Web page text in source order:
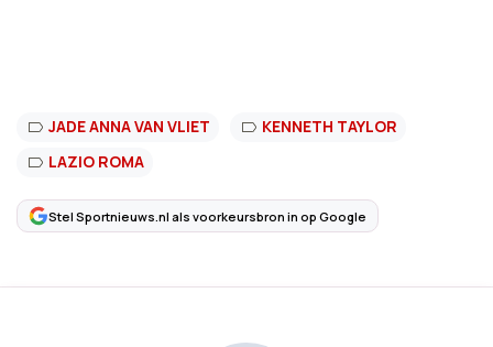
JADE ANNA VAN VLIET
KENNETH TAYLOR
LAZIO ROMA
Stel Sportnieuws.nl als voorkeursbron in op Google